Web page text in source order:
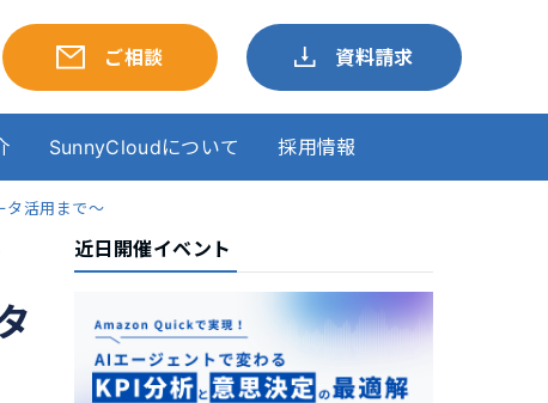
ご相談 資料請求
SunnyCloudについて 採用情報
タ活用まで～
近日開催イベント